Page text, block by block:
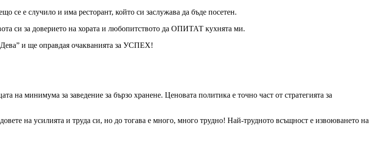
се е случило и има ресторант, който си заслужава да бъде посетен.
си за доверието на хората и любопитството да ОПИТАТ кухнята ми.
и ще оправдая очакванията за УСПЕХ!
на минимума за заведение за бързо хранене. Ценовата политика е точно част от стратегията за
на усилията и труда си, но до тогава е много, много трудно! Най-трудното всъщност е извоюването на